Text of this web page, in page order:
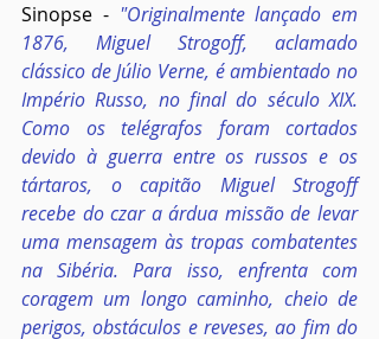
Sinopse - "Originalmente lançado em
1876, Miguel Strogoff, aclamado
clássico de Júlio Verne, é ambientado no
Império Russo, no final do século XIX.
Como os telégrafos foram cortados
devido à guerra entre os russos e os
tártaros, o capitão Miguel Strogoff
recebe do czar a árdua missão de levar
uma mensagem às tropas combatentes
na Sibéria. Para isso, enfrenta com
coragem um longo caminho, cheio de
perigos, obstáculos e reveses, ao fim do